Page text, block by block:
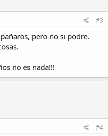
#3
pero no si podre.
no es nada!!!
#4